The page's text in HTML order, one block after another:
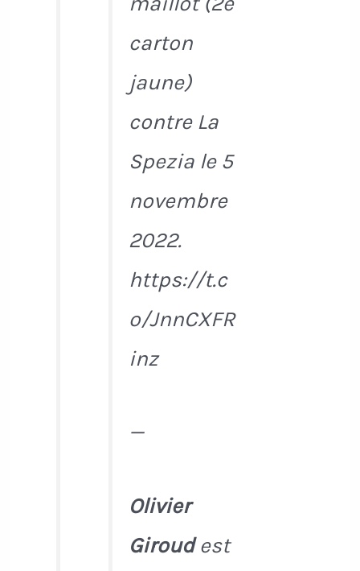
carton
jaune)
contre La
Spezia le 5
novembre
2022.
https://t.c
o/JnnCXFR
inz
—
Olivier
Giroudest